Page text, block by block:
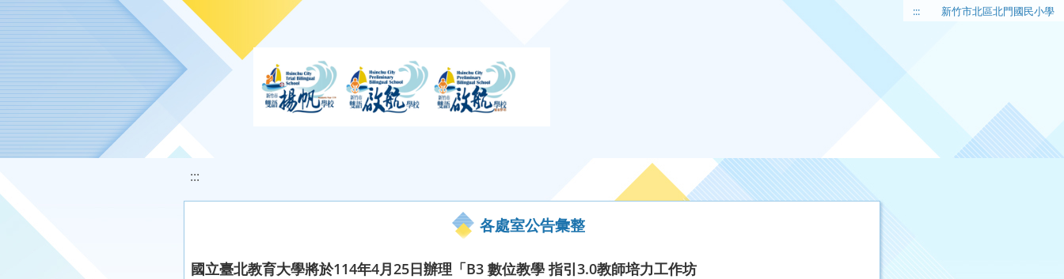
移至網頁之主要內容區位置 ::: 新竹市北區北門國民小學
:::
各處室公告彙整
國立臺北教育大學將於114年4月25日辦理「B3 數位教學 指引3.0教師培力工作坊